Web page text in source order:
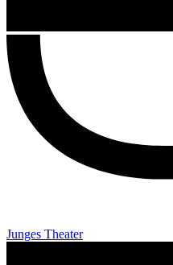
Junges Theater